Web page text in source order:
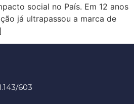
social no País. Em 12 anos
já ultrapassou a marca de
603